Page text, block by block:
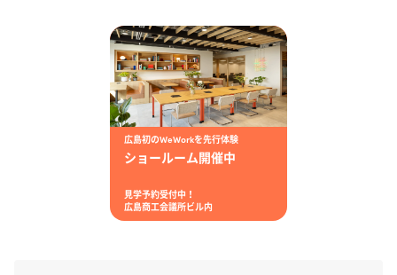
広島初のWeWorkを先行体験
ショールーム開催中
見学予約受付中！
広島商工会議所ビル内